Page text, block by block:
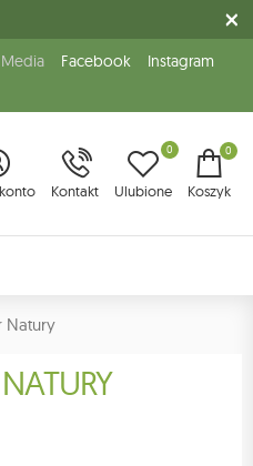
Facebook Instagram
Kontakt Ulubione
0 0
Koszyk
Natury